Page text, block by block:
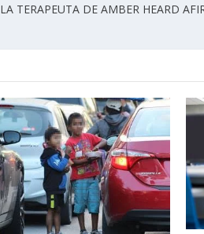
LA TERAPEUTA DE AMBER HEARD